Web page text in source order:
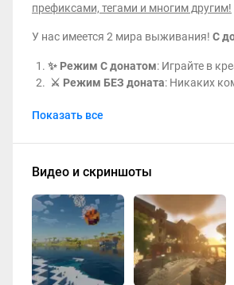
префиксами, тегами и многим другим!
У нас имеется 2 мира выживания! С
✨ Режим С донатом: Играйте в
⚔️ Режим БЕЗ доната: Никаких
А также, у нас есть увлекательные
Показать все
Видео и скриншоты